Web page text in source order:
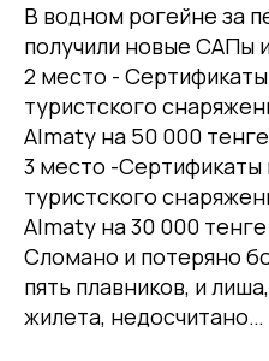
В водном рогейне за
получили новые САПы
2 место -
туристского
Almaty на 50 000
3 место -Сертификаты
туристского
Almaty на 30 000
Сломано и потеряно
пять плавников, и
жилета,